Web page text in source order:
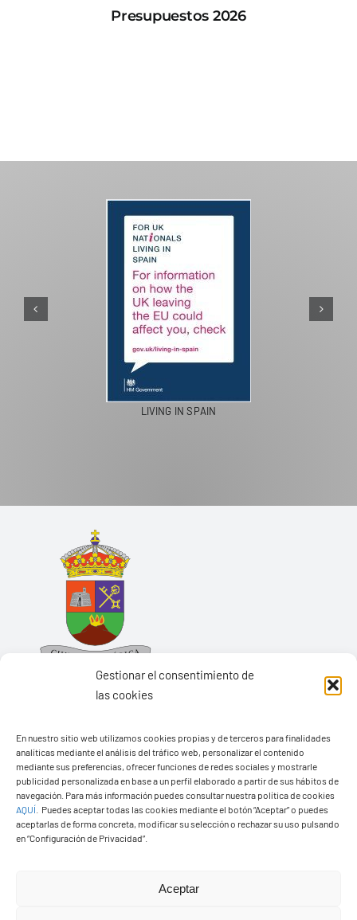
Gestionar el consentimiento de
las cookies
En nuestro sitio web utilizamos cookies propias y de terceros para finalidades
analíticas mediante el análisis del tráfico web, personalizar el contenido
mediante sus preferencias, ofrecer funciones de redes sociales y mostrarle
publicidad personalizada en base a un perfil elaborado a partir de sus hábitos de
navegación. Para más información puedes consultar nuestra política de cookies
AQUÍ
Puedes aceptar todas las cookies mediante el botón “Aceptar” o puedes
aceptarlas de forma concreta, modificar su selección o rechazar su uso pulsando
en “Configuración de Privacidad”.
Aceptar
Presupuestos 2026
LIVING IN SPAIN
Ayuntamiento de Yaiza
Pza. de Los Remedios, 1
35570 – Yaiza
Tel:928 83 62 20